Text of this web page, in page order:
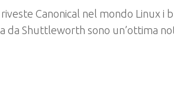
Canonical nel mondo Linux i
da Shuttleworth sono un’ottima